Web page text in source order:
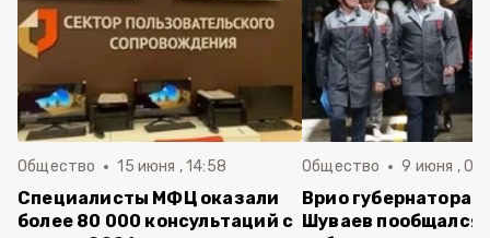
Общество 15 июня , 14:58
Специалисты МФЦ оказали
более 80 000 консультаций с
Общество 9 июня ,
Врио губернатора
Шуваев пообщался